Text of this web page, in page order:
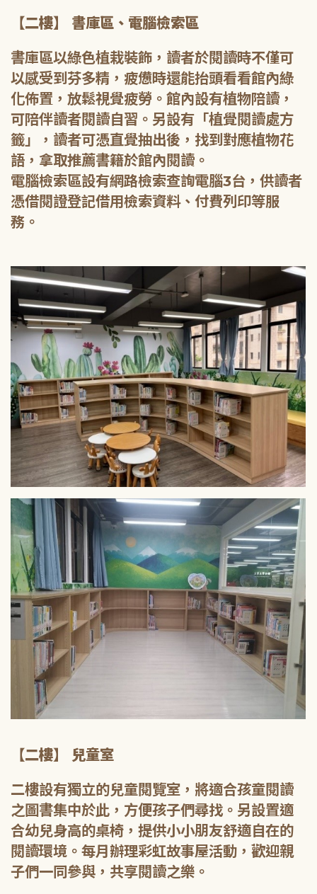
【二樓】 書庫區、電腦檢索區
書庫區以綠色植栽裝飾，讀者於閱讀時不僅可
以感受到芬多精，疲憊時還能抬頭看看館內綠
化佈置，放鬆視覺疲勞。館內設有植物陪讀，
可陪伴讀者閱讀自習。另設有「植覺閱讀處方
籤」，讀者可憑直覺抽出後，找到對應植物花
語，拿取推薦書籍於館內閱讀。
電腦檢索區設有網路檢索查詢電腦3台，供讀者
憑借閱證登記借用檢索資料、付費列印等服
務。
【二樓】 兒童室
二樓設有獨立的兒童閱覽室，將適合孩童閱讀
之圖書集中於此，方便孩子們尋找。另設置適
合幼兒身高的桌椅，提供小小朋友舒適自在的
閱讀環境。每月辦理彩虹故事屋活動，歡迎親
子們一同參與，共享閱讀之樂。